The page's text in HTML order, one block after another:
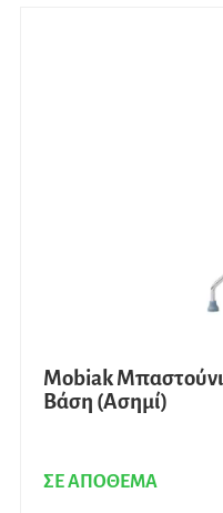
Mobiak
Βάση (Ασημί)
ΣΕ ΑΠΟΘΕΜΑ